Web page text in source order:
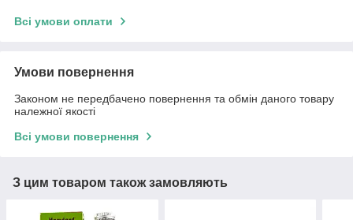
Всі умови оплати
Умови повернення
Законом не передбачено повернення та обмін даного товару
належної якості
Всі умови повернення
З цим товаром також замовляють